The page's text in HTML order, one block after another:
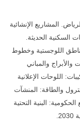
المشاريع الإنشائية
السكنية الحديثة.
اللوجستية وخطوط
والأبراج والمباني
اللوحات الإعلانية
والطاقة: المنشآت
البنية التحتية